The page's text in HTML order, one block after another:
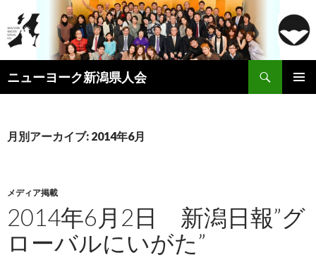
ニューヨーク新潟県人会
索
ン
キ
ッ
プ
月別アーカイブ: 2014年6月
メディア掲載
2014年6月2日 新潟日報”グ
ローバルにいがた”